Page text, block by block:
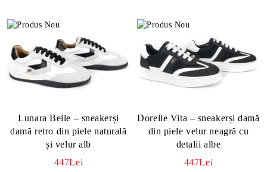
Lunara Belle – sneakerși
damă retro din piele naturală
și velur alb
447Lei
Dorelle Vita – sneakerși damă
din piele velur neagră cu
detalii albe
447Lei